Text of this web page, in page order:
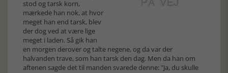
stod og tarsk korn,
mærkede han nok, at hvor
meget han end tarsk, blev
der dog ved at være lige
meget i laden. Så gik han
en morgen derover og talte negene, og da var der
halvanden trave, som han tarsk den dag. Men da han om
aftenen sagde det til manden svarede denne: "Ja, du skulle